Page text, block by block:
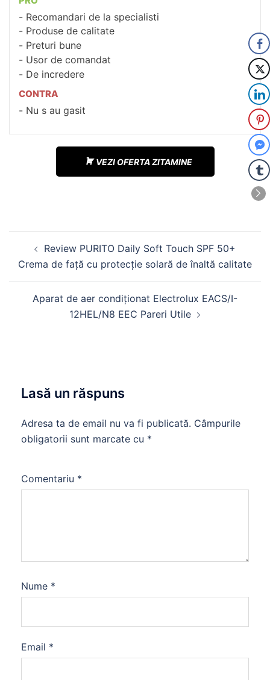
Recomandari de la specialisti
Produse de calitate
Preturi bune
Usor de comandat
De incredere
CONTRA
Nu s au gasit
VEZI OFERTA ZITAMINE
articole
Review PURITO Daily Soft Touch SPF 50+
Crema de față cu protecție solară de înaltă calitate
Aparat de aer condiționat Electrolux EACS/I-
12HEL/N8 EEC Pareri Utile
Lasă un răspuns
Adresa ta de email nu va fi publicată. Câmpurile
obligatorii sunt marcate cu *
Comentariu *
Nume *
Email *